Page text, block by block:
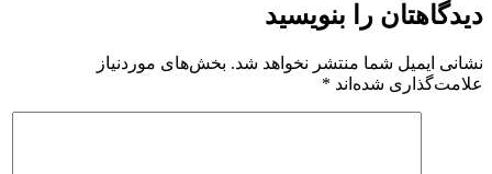
دیدگاهتان را بنویسید
نشانی ایمیل شما منتشر نخواهد شد. بخش‌های موردنیاز
علامت‌گذاری شده‌اند *